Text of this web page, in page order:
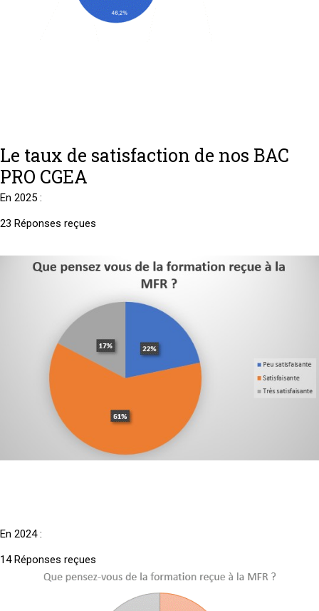
Le taux de satisfaction de nos BAC
PRO CGEA
En 2025 :
23 Réponses reçues
En 2024 :
14 Réponses reçues